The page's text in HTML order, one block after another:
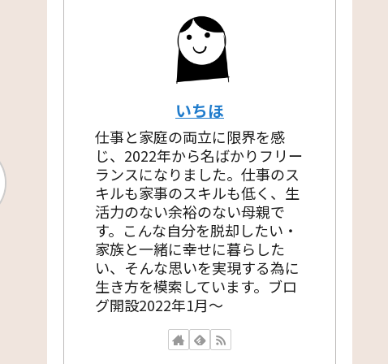
いちほ
仕事と家庭の両立に限界を感
じ、2022年から名ばかりフリー
ランスになりました。仕事のス
キルも家事のスキルも低く、生
活力のない余裕のない母親で
す。こんな自分を脱却したい・
家族と一緒に幸せに暮らした
い、そんな思いを実現する為に
生き方を模索しています。ブロ
グ開設2022年1月〜